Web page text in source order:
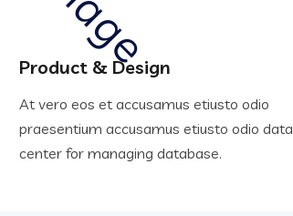
Product & Design
At vero eos et accusamus etiusto odio
praesentium accusamus etiusto odio data
center for managing database.